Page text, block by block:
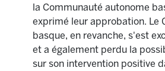
la Communauté autonome
exprimé leur approbation. Le
basque, en revanche, s'est
et a également perdu la
sur son intervention positive